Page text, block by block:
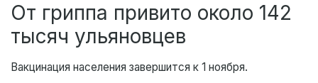
От гриппа привито около 142
тысяч ульяновцев
Вакцинация населения завершится к 1 ноября.